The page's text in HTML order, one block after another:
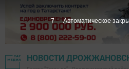
НОВОСТИ
7 Автоматическое